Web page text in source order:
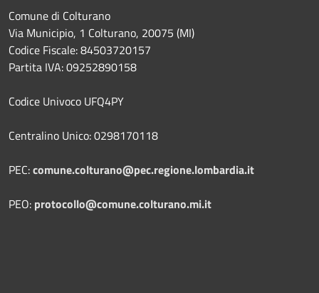
Comune di Colturano
Via Municipio, 1 Colturano, 20075 (MI)
Codice Fiscale: 84503720157
Partita IVA: 09252890158
Codice Univoco UFQ4PY
Centralino Unico: 0298170118
PEC:comune.colturano@pec.regione.lombardia.it
PEO: protocollo@comune.colturano.mi.it